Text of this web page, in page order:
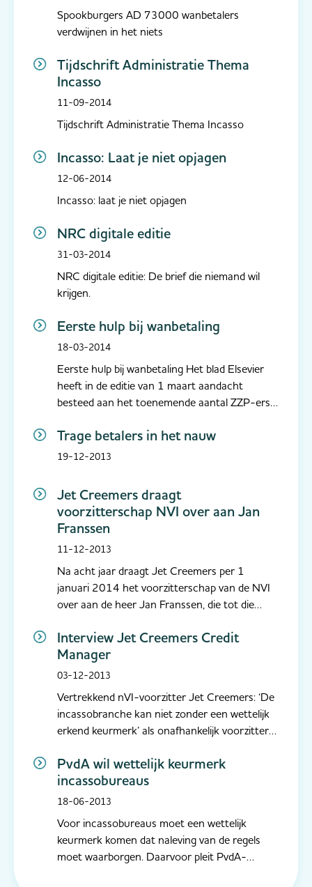
Spookburgers AD 73000 wanbetalers
verdwijnen in het niets
Tijdschrift Administratie Thema
Incasso
11-09-2014
Tijdschrift Administratie Thema Incasso
Incasso: Laat je niet opjagen
12-06-2014
Incasso: laat je niet opjagen
NRC digitale editie
31-03-2014
NRC digitale editie: De brief die niemand wil
krijgen.
Eerste hulp bij wanbetaling
18-03-2014
Eerste hulp bij wanbetaling Het blad Elsevier
heeft in de editie van 1 maart aandacht
besteed aan het toenemende aantal ZZP-ers
survivaltips”. Eén van de tips betreft het alert
zijn op wanbetaling. Het Incasso Keurmerk van
Trage betalers in het nauw
19-12-2013
Jet Creemers draagt
voorzitterschap NVI over aan Jan
Franssen
11-12-2013
Na acht jaar draagt Jet Creemers per 1
januari 2014 het voorzitterschap van de NVI
over aan de heer Jan Franssen, die tot die
Holland is. Op 11-12-13 heeft de
Nederlandse Vereniging van gecertificeerde
Incasso-ondernemingen (NVI) met een
Interview Jet Creemers Credit
Manager
03-12-2013
Vertrekkend nVI-voorzitter Jet Creemers: ‘De
incassobranche kan niet zonder een wettelijk
erkend keurmerk’ als onafhankelijk voorzitter
de nederlandse Vereniging van gecertificeerde
Incasso-ondernemingen (nVI). In december
neemt zij officieel afsch...
PvdA wil wettelijk keurmerk
incassobureaus
18-06-2013
Voor incassobureaus moet een wettelijk
keurmerk komen dat naleving van de regels
moet waarborgen. Daarvoor pleit PvdA-